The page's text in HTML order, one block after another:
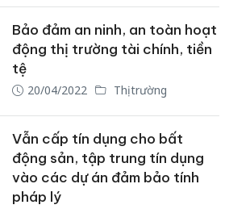
Bảo đảm an ninh, an toàn hoạt
động thị trường tài chính, tiền
tệ
20/04/2022 Thị trường
Vẫn cấp tín dụng cho bất
động sản, tập trung tín dụng
vào các dự án đảm bảo tính
pháp lý